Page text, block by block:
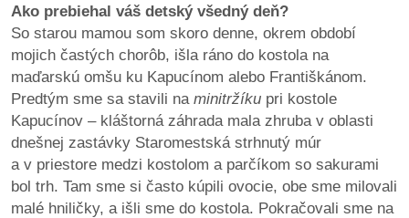
Ako prebiehal váš detský všedný deň?
So starou mamou som skoro denne, okrem období
mojich častých chorôb, išla ráno do kostola na
maďarskú omšu ku Kapucínom alebo Františkánom.
Predtým sme sa stavili na minitržíku pri kostole
Kapucínov – kláštorná záhrada mala zhruba v oblasti
dnešnej zastávky Staromestská strhnutý múr
a v priestore medzi kostolom a parčíkom so sakurami
bol trh. Tam sme si často kúpili ovocie, obe sme milovali
malé hniličky, a išli sme do kostola. Pokračovali sme na